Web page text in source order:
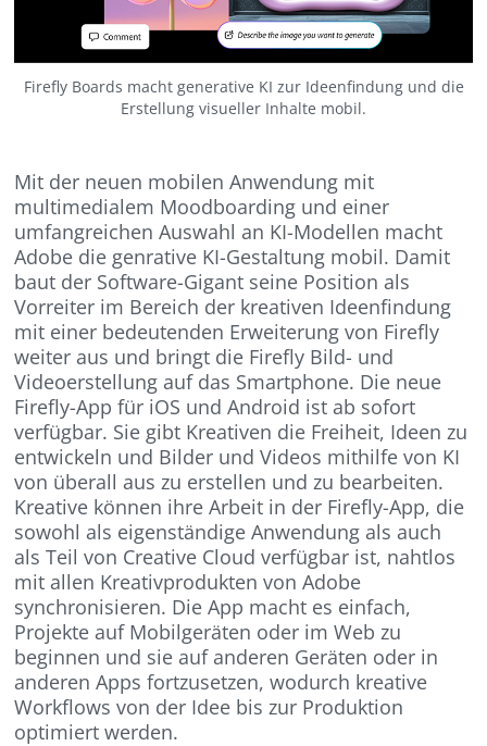
Firefly Boards macht generative KI zur Ideenfindung und die
Erstellung visueller Inhalte mobil.
Mit der neuen mobilen Anwendung mit
multimedialem Moodboarding und einer
umfangreichen Auswahl an KI-Modellen macht
Adobe die genrative KI-Gestaltung mobil. Damit
baut der Software-Gigant seine Position als
Vorreiter im Bereich der kreativen Ideenfindung
mit einer bedeutenden Erweiterung von Firefly
weiter aus und bringt die Firefly Bild- und
Videoerstellung auf das Smartphone. Die neue
Firefly-App für iOS und Android ist ab sofort
verfügbar. Sie gibt Kreativen die Freiheit, Ideen zu
entwickeln und Bilder und Videos mithilfe von KI
von überall aus zu erstellen und zu bearbeiten.
Kreative können ihre Arbeit in der Firefly-App, die
sowohl als eigenständige Anwendung als auch
als Teil von Creative Cloud verfügbar ist, nahtlos
mit allen Kreativprodukten von Adobe
synchronisieren. Die App macht es einfach,
Projekte auf Mobilgeräten oder im Web zu
beginnen und sie auf anderen Geräten oder in
anderen Apps fortzusetzen, wodurch kreative
Workflows von der Idee bis zur Produktion
optimiert werden.